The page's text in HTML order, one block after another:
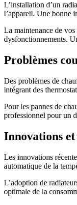
L’installation d’un
l’appareil. Une bonne
La maintenance de
dysfonctionnements.
Problèmes
Des problèmes de
intégrant des
Pour les pannes de
professionnel pour un
Innovations
Les innovations
automatique de la
L’adoption de
optimale de la